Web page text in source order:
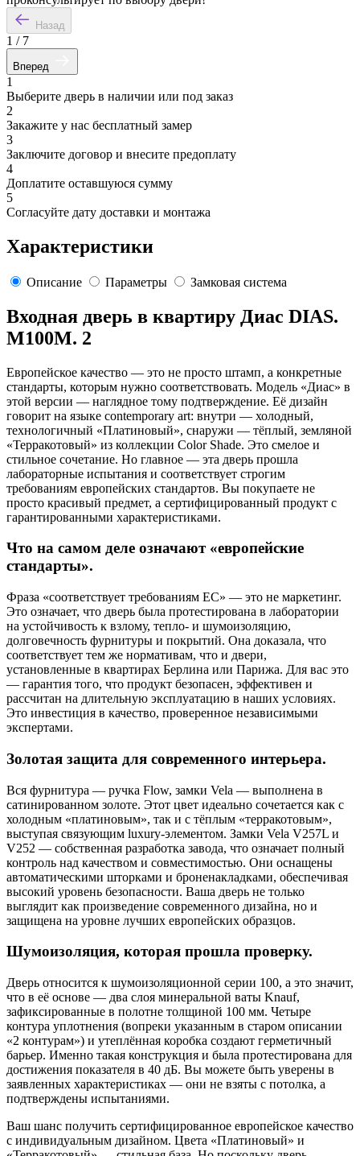
Назад
1 / 7
Вперед
1
Выберите дверь в наличии или под заказ
2
Закажите у нас бесплатный замер
3
Заключите договор и внесите предоплату
4
Доплатите оставшуюся сумму
5
Согласуйте дату доставки и монтажа
Характеристики
Описание Параметры Замковая система
Входная дверь в квартиру Диас DIAS.
M100M. 2
Европейское качество — это не просто штамп, а конкретные
стандарты, которым нужно соответствовать. Модель «Диас» в
этой версии — наглядное тому подтверждение. Её дизайн
говорит на языке contemporary art: внутри — холодный,
технологичный «Платиновый», снаружи — тёплый, земляной
«Терракотовый» из коллекции Color Shade. Это смелое и
стильное сочетание. Но главное — эта дверь прошла
лабораторные испытания и соответствует строгим
требованиям европейских стандартов. Вы покупаете не
просто красивый предмет, а сертифицированный продукт с
гарантированными характеристиками.
Что на самом деле означают «европейские
стандарты».
Фраза «соответствует требованиям ЕС» — это не маркетинг.
Это означает, что дверь была протестирована в лаборатории
на устойчивость к взлому, тепло- и шумоизоляцию,
долговечность фурнитуры и покрытий. Она доказала, что
соответствует тем же нормативам, что и двери,
установленные в квартирах Берлина или Парижа. Для вас это
— гарантия того, что продукт безопасен, эффективен и
рассчитан на длительную эксплуатацию в наших условиях.
Это инвестиция в качество, проверенное независимыми
экспертами.
Золотая защита для современного интерьера.
Вся фурнитура — ручка Flow, замки Vela — выполнена в
сатинированном золоте. Этот цвет идеально сочетается как с
холодным «платиновым», так и с тёплым «терракотовым»,
выступая связующим luxury-элементом. Замки Vela V257L и
V252 — собственная разработка завода, что означает полный
контроль над качеством и совместимостью. Они оснащены
автоматическими шторками и броненакладками, обеспечивая
высокий уровень безопасности. Ваша дверь не только
выглядит как произведение современного дизайна, но и
защищена на уровне лучших европейских образцов.
Шумоизоляция, которая прошла проверку.
Дверь относится к шумоизоляционной серии 100, а это значит,
что в её основе — два слоя минеральной ваты Knauf,
зафиксированные в полотне толщиной 100 мм. Четыре
контура уплотнения (вопреки указанным в старом описании
«2 контурам») и утеплённая коробка создают герметичный
барьер. Именно такая конструкция и была протестирована для
достижения показателя в 40 дБ. Вы можете быть уверены в
заявленных характеристиках — они не взяты с потолка, а
подтверждены испытаниями.
Ваш шанс получить сертифицированное европейское качество
с индивидуальным дизайном. Цвета «Платиновый» и